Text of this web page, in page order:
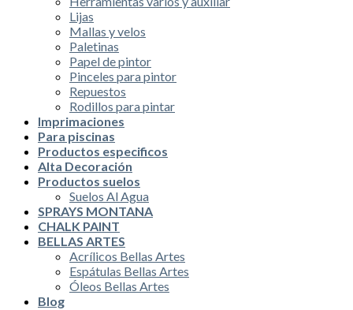
Lijas
Mallas y velos
Paletinas
Papel de pintor
Pinceles para pintor
Repuestos
Rodillos para pintar
Imprimaciones
Para piscinas
Productos especificos
Alta Decoración
Productos suelos
Suelos Al Agua
SPRAYS MONTANA
CHALK PAINT
BELLAS ARTES
Acrílicos Bellas Artes
Espátulas Bellas Artes
Óleos Bellas Artes
Blog